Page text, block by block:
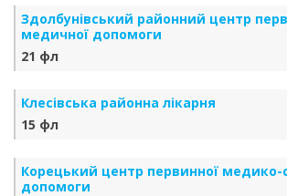
Здолбунівський районний центр
медичної допомоги
21 фл
Клесівська районна лікарня
15 фл
Корецький центр первинної медико-
допомоги